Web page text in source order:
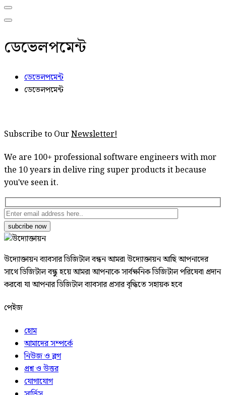
ডেভেলপমেন্ট
ডেভেলপমেন্ট
ডেভেলপমেন্ট
Subscribe to OurNewsletter!
We are 100+ professional software engineers with mor
the 10 years in delive ring super products it because
you've seen it.
subcribe now
উদ্যোক্তায়ন ব্যাবসার ডিজিটাল বন্ধন আমরা উদ্যোক্তায়ন আছি আপনাদের
সাথে ডিজিটাল বন্ধু হয়ে আমরা আপনাকে সার্বক্ষনিক ডিজিটাল পরিষেবা প্রদান
করবো যা আপনার ডিজিটাল ব্যাবসার প্রসার বৃদ্ধিতে সহায়ক হবে
পেইজ
হোম
আমাদের সম্পর্কে
নিউজ ও ব্লগ
প্রশ্ন ও উত্তর
যোগাযোগ